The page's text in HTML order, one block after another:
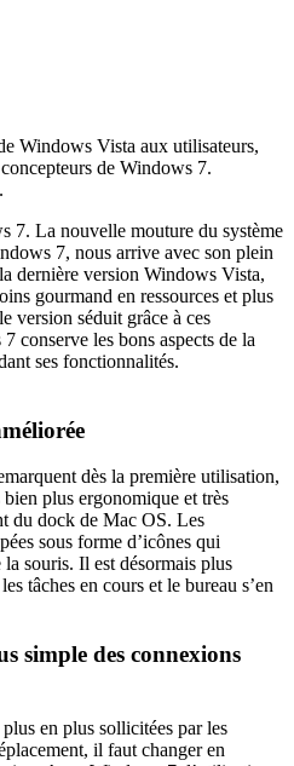
Windows Vista aux utilisateurs,
de Windows 7.
7. La nouvelle mouture du système
7, nous arrive avec son plein
dernière version Windows Vista,
gourmand en ressources et plus
version séduit grâce à ces
conserve les bons aspects de la
ses fonctionnalités.
dès la première utilisation,
plus ergonomique et très
du dock de Mac OS. Les
sous forme d’icônes qui
souris. Il est désormais plus
tâches en cours et le bureau s’en
simple des connexions
en plus sollicitées par les
il faut changer en